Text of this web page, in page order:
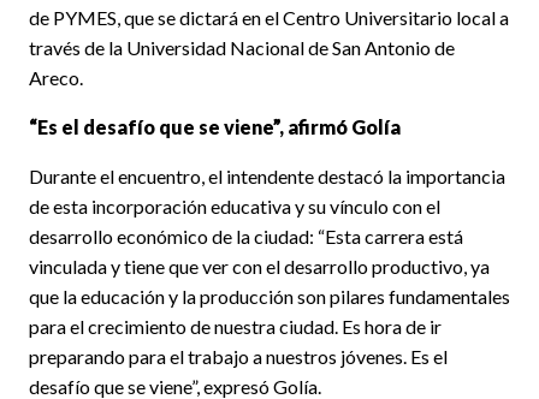
de PYMES, que se dictará en el Centro Universitario local a
través de la Universidad Nacional de San Antonio de
Areco.
“Es el desafío que se viene”, afirmó Golía
Durante el encuentro, el intendente destacó la importancia
de esta incorporación educativa y su vínculo con el
desarrollo económico de la ciudad: “Esta carrera está
vinculada y tiene que ver con el desarrollo productivo, ya
que la educación y la producción son pilares fundamentales
para el crecimiento de nuestra ciudad. Es hora de ir
preparando para el trabajo a nuestros jóvenes. Es el
desafío que se viene”, expresó Golía.